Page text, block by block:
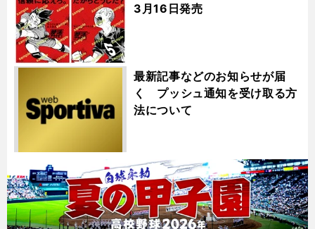
3月16日発売
最新記事などのお知らせが届
く プッシュ通知を受け取る方
法について